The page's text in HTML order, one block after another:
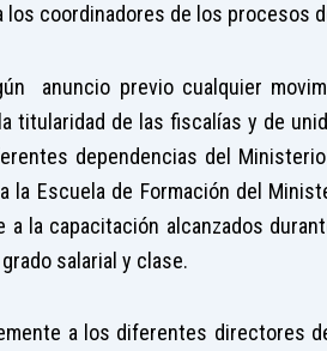
los coordinadores de los procesos
anuncio previo cualquier
titularidad de las fiscalías y de
dependencias del
la Escuela de Formación del
a la capacitación alcanzados
salarial y clase.
a los diferentes directores